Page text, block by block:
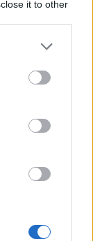
it to other
steeds